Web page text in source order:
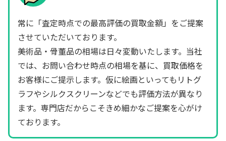
常に「査定時点での最高評価の買取金額」をご提案
させていただいております。
美術品・骨董品の相場は日々変動いたします。当社
では、お問い合わせ時点の相場を基に、買取価格を
お客様にご提示します。仮に絵画といってもリトグ
ラフやシルクスクリーンなどでも評価方法が異なり
ます。専門店だからこそきめ細かなご提案を心がけ
ております。